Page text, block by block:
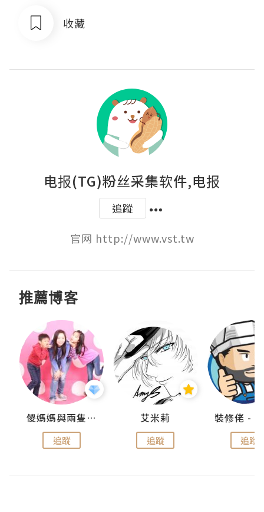
收藏
电报(TG)粉丝采集软件,电报
追蹤
官网 http://www.vst.tw
推薦博客
儍媽媽與兩隻小魔怪之家
追蹤
艾米莉
追蹤 追蹤